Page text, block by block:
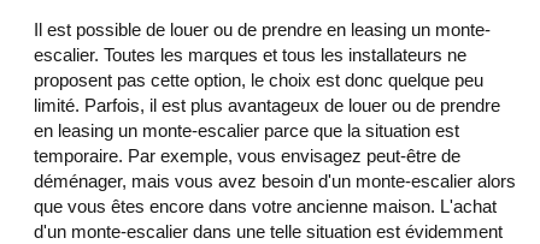
Il est possible de louer ou de prendre en leasing un monte-
escalier. Toutes les marques et tous les installateurs ne
proposent pas cette option, le choix est donc quelque peu
limité. Parfois, il est plus avantageux de louer ou de prendre
en leasing un monte-escalier parce que la situation est
temporaire. Par exemple, vous envisagez peut-être de
déménager, mais vous avez besoin d'un monte-escalier alors
que vous êtes encore dans votre ancienne maison. L'achat
d'un monte-escalier dans une telle situation est évidemment